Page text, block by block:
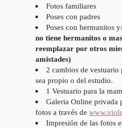
Fotos familiares
Poses con padres
Poses con hermanitos
no tiene hermanitos o
reemplazar por otros
amistades)
2 cambios de vestuario
sea propio o del estudio.
1 Vestuario para la
Galeria Online privada
fotos a través de
Impresión de las fotos